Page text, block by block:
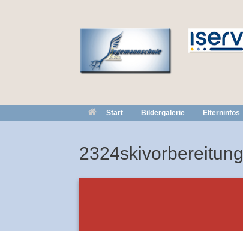
Start Bildergalerie Elterninfos
2324skivorbereitung